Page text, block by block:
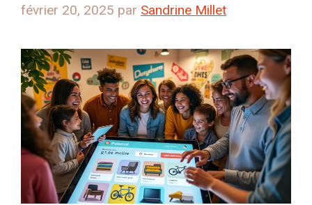
février 20, 2025 par Sandrine Millet